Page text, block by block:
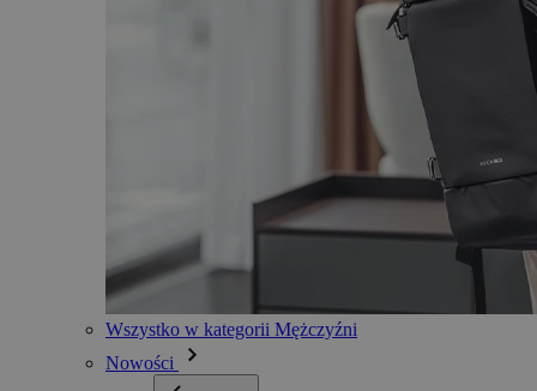
Wszystko w kategorii Mężczyźni
Nowości